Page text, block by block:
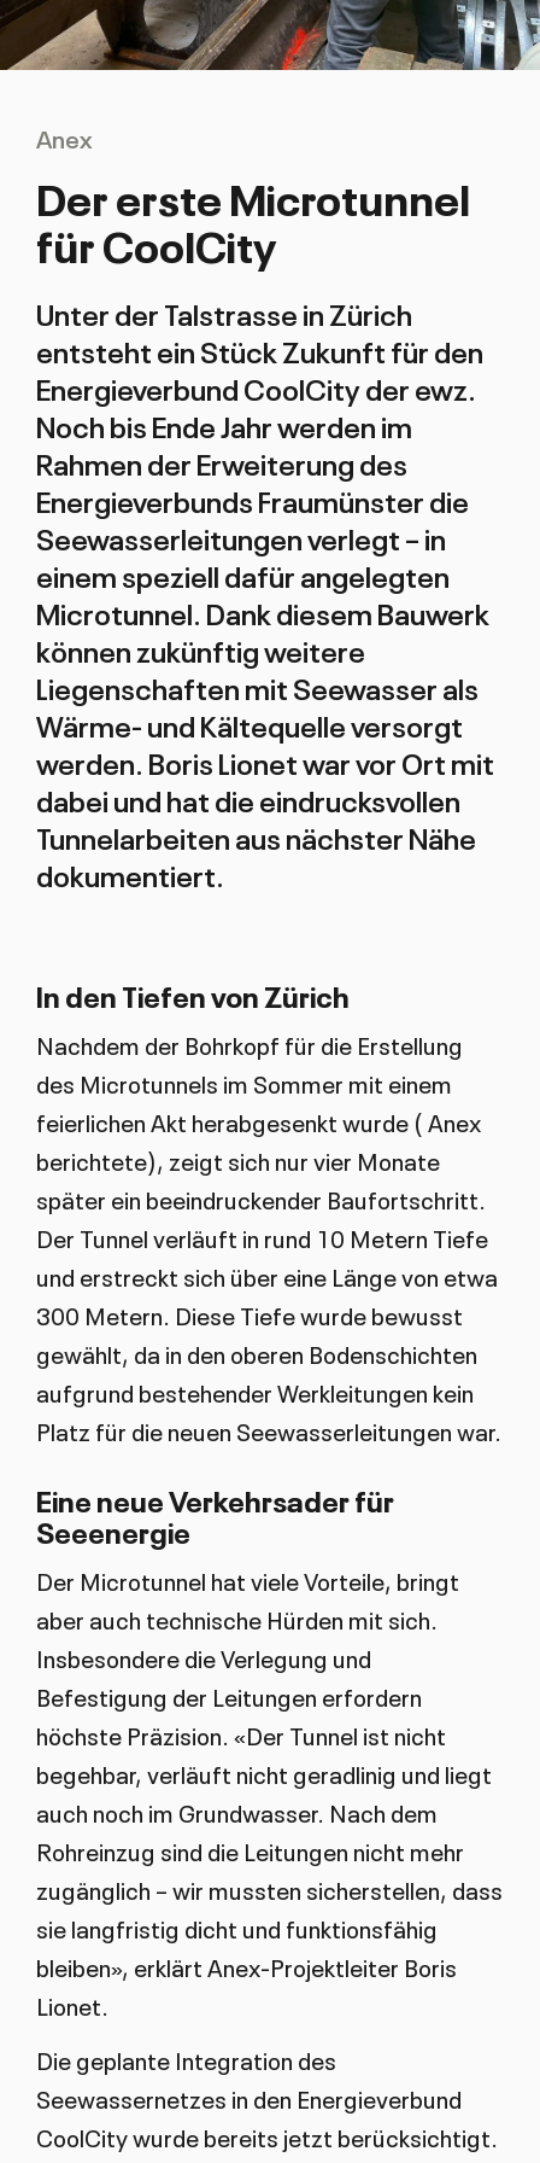
Anex
Der erste Microtunnel
für CoolCity
Unter der Talstrasse in Zürich
entsteht ein Stück Zukunft für den
Energieverbund CoolCity der ewz.
Noch bis Ende Jahr werden im
Rahmen der Erweiterung des
Energieverbunds Fraumünster die
Seewasserleitungen verlegt – in
einem speziell dafür angelegten
Microtunnel. Dank diesem Bauwerk
können zukünftig weitere
Liegenschaften mit Seewasser als
Wärme- und Kältequelle versorgt
werden. Boris Lionet war vor Ort mit
dabei und hat die eindrucksvollen
Tunnelarbeiten aus nächster Nähe
dokumentiert.
In den Tiefen von Zürich
Nachdem der Bohrkopf für die Erstellung
des Microtunnels im Sommer mit einem
feierlichen Akt herabgesenkt wurde ( Anex
berichtete), zeigt sich nur vier Monate
später ein beeindruckender Baufortschritt.
Der Tunnel verläuft in rund 10 Metern Tiefe
und erstreckt sich über eine Länge von etwa
300 Metern. Diese Tiefe wurde bewusst
gewählt, da in den oberen Bodenschichten
aufgrund bestehender Werkleitungen kein
Platz für die neuen Seewasserleitungen war.
Eine neue Verkehrsader für
Seeenergie
Der Microtunnel hat viele Vorteile, bringt
aber auch technische Hürden mit sich.
Insbesondere die Verlegung und
Befestigung der Leitungen erfordern
höchste Präzision. «Der Tunnel ist nicht
begehbar, verläuft nicht geradlinig und liegt
auch noch im Grundwasser. Nach dem
Rohreinzug sind die Leitungen nicht mehr
zugänglich – wir mussten sicherstellen, dass
sie langfristig dicht und funktionsfähig
bleiben», erklärt Anex-Projektleiter Boris
Lionet.
Die geplante Integration des
Seewassernetzes in den Energieverbund
CoolCity wurde bereits jetzt berücksichtigt.